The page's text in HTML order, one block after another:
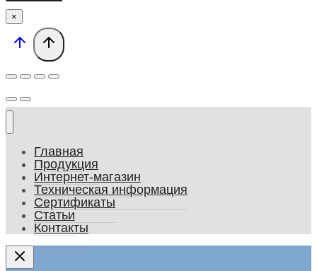
×
Главная
Продукция
Интернет-магазин
Техническая информация
Сертификаты
Статьи
Контакты